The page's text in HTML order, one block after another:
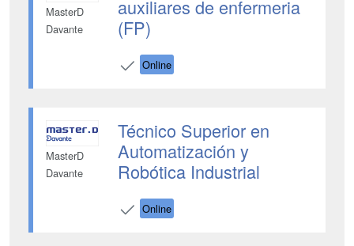
MasterD
Davante
auxiliares de enfermeria
(FP)
Online
MasterD
Davante
Técnico Superior en
Automatización y
Robótica Industrial
Online